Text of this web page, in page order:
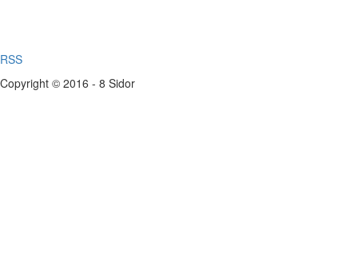
RSS
Copyright © 2016 - 8 Sidor